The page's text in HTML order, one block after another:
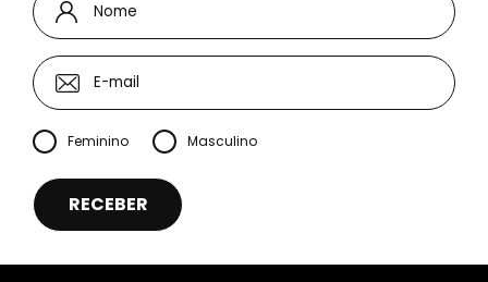
Feminino Masculino